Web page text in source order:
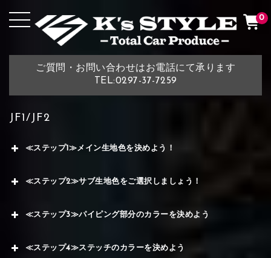
ご質問・お問い合わせはお電話にて承ります
TEL:0297-37-7259
0
JF1/JF2
≪ステップ1≫メイン生地色を決めよう！
≪ステップ2≫サブ生地色をご選択しましょう！
≪ステップ3≫パイピング部分のカラーを決めよう
≪ステップ4≫ステッチのカラーを決めよう